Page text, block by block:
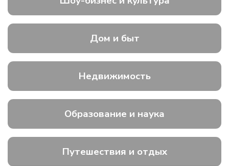
Дом и быт
Недвижимость
Образование и наука
Путешествия и отдых